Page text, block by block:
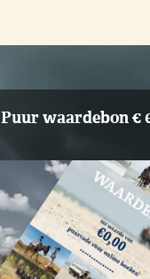
Puur waardebon €